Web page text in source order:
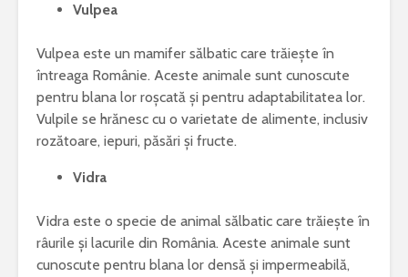
Vulpea
Vulpea este un mamifer sălbatic care trăiește în
întreaga Românie. Aceste animale sunt cunoscute
pentru blana lor roșcată și pentru adaptabilitatea lor.
Vulpile se hrănesc cu o varietate de alimente, inclusiv
rozătoare, iepuri, păsări și fructe.
Vidra
Vidra este o specie de animal sălbatic care trăiește în
râurile și lacurile din România. Aceste animale sunt
cunoscute pentru blana lor densă și impermeabilă,